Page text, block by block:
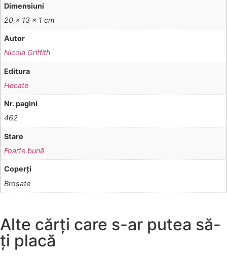
Dimensiuni
20 × 13 × 1 cm
Autor
Nicola Griffith
Editura
Hecate
Nr. pagini
462
Stare
Foarte bună
Coperţi
Broşate
Alte cărți care s-ar putea să-
ți placă